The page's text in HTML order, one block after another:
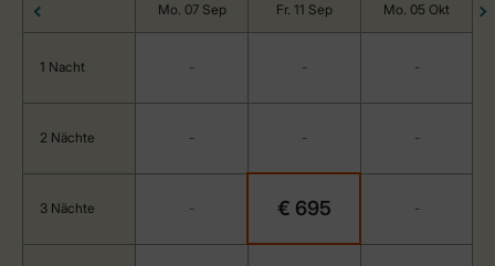
Mo. 07 Sep Fr. 11 Sep Mo. 05 Okt
1 Nacht - - -
2 Nächte - - -
3 Nächte - € 695 -